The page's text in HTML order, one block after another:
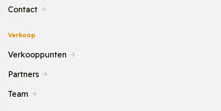
Contact
Verkoop
Verkooppunten
Partners
Team